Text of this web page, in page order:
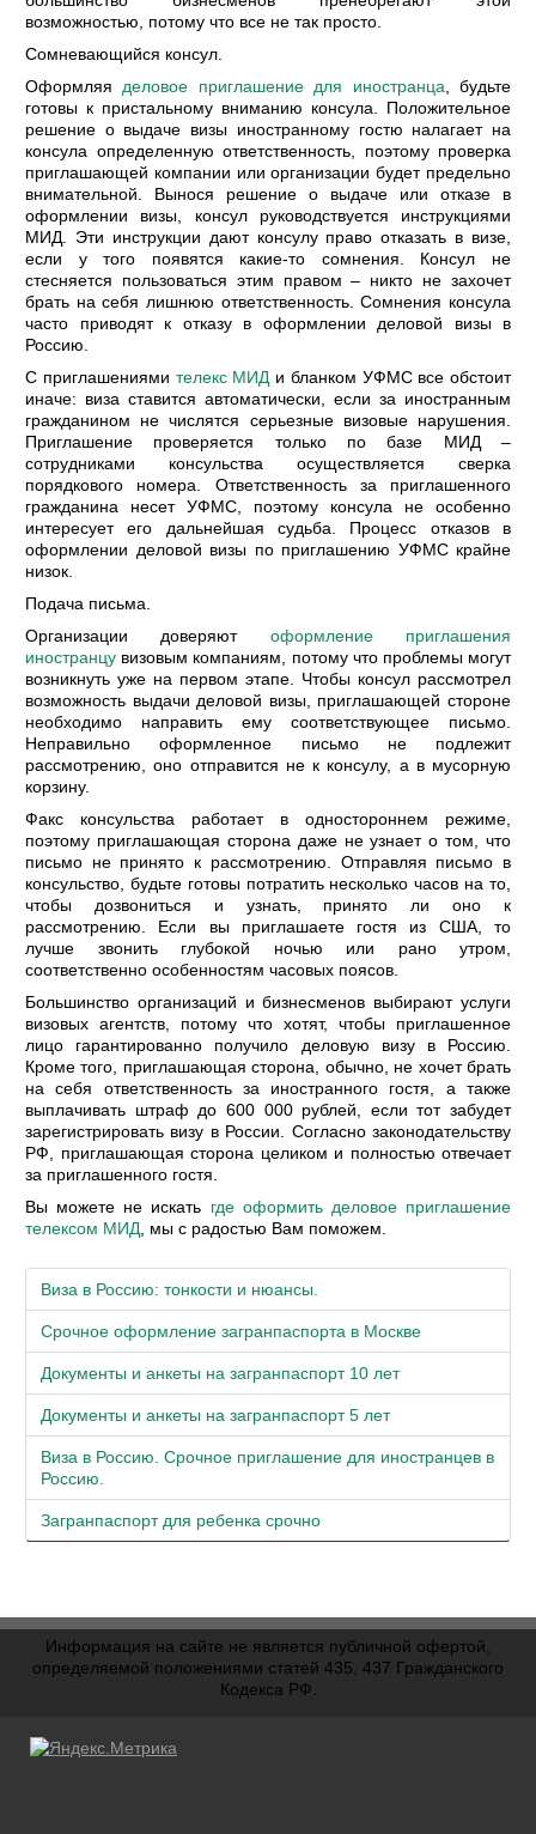
возможностью, потому что все не так просто.
Сомневающийся консул.
Оформляяделовое приглашение для иностранца, будьте
готовы к пристальному вниманию консула. Положительное
решение о выдаче визы иностранному гостю налагает на
консула определенную ответственность, поэтому проверка
приглашающей компании или организации будет предельно
внимательной. Вынося решение о выдаче или отказе в
оформлении визы, консул руководствуется инструкциями
МИД. Эти инструкции дают консулу право отказать в визе,
если у того появятся какие-то сомнения. Консул не
стесняется пользоваться этим правом – никто не захочет
брать на себя лишнюю ответственность. Сомнения консула
часто приводят к отказу в оформлении деловой визы в
Россию.
С приглашениями телекс МИДи бланком УФМС все обстоит
иначе: виза ставится автоматически, если за иностранным
гражданином не числятся серьезные визовые нарушения.
Приглашение проверяется только по базе МИД –
сотрудниками консульства осуществляется сверка
порядкового номера. Ответственность за приглашенного
гражданина несет УФМС, поэтому консула не особенно
интересует его дальнейшая судьба. Процесс отказов в
оформлении деловой визы по приглашению УФМС крайне
низок.
Подача письма.
Организации доверяют оформление приглашения
иностранцу визовым компаниям, потому что проблемы могут
возникнуть уже на первом этапе. Чтобы консул рассмотрел
возможность выдачи деловой визы, приглашающей стороне
необходимо направить ему соответствующее письмо.
Неправильно оформленное письмо не подлежит
рассмотрению, оно отправится не к консулу, а в мусорную
корзину.
Факс консульства работает в одностороннем режиме,
поэтому приглашающая сторона даже не узнает о том, что
письмо не принято к рассмотрению. Отправляя письмо в
консульство, будьте готовы потратить несколько часов на то,
чтобы дозвониться и узнать, принято ли оно к
рассмотрению. Если вы приглашаете гостя из США, то
лучше звонить глубокой ночью или рано утром,
соответственно особенностям часовых поясов.
Большинство организаций и бизнесменов выбирают услуги
визовых агентств, потому что хотят, чтобы приглашенное
лицо гарантированно получило деловую визу в Россию.
Кроме того, приглашающая сторона, обычно, не хочет брать
на себя ответственность за иностранного гостя, а также
выплачивать штраф до 600 000 рублей, если тот забудет
зарегистрировать визу в России. Согласно законодательству
РФ, приглашающая сторона целиком и полностью отвечает
за приглашенного гостя.
Вы можете не искать где оформить деловое приглашение
телексом МИД, мы с радостью Вам поможем.
Виза в Россию: тонкости и нюансы.
Срочное оформление загранпаспорта в Москве
Документы и анкеты на загранпаспорт 10 лет
Документы и анкеты на загранпаспорт 5 лет
Виза в Россию. Срочное приглашение для иностранцев в
Россию.
Загранпаспорт для ребенка срочно
Информация на сайте не является публичной офертой,
определяемой положениями статей 435, 437 Гражданского
Кодекса РФ.